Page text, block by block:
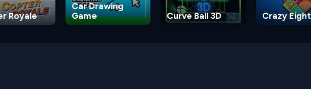
Royale
Car Drawing
Game
Curve Ball 3D Crazy